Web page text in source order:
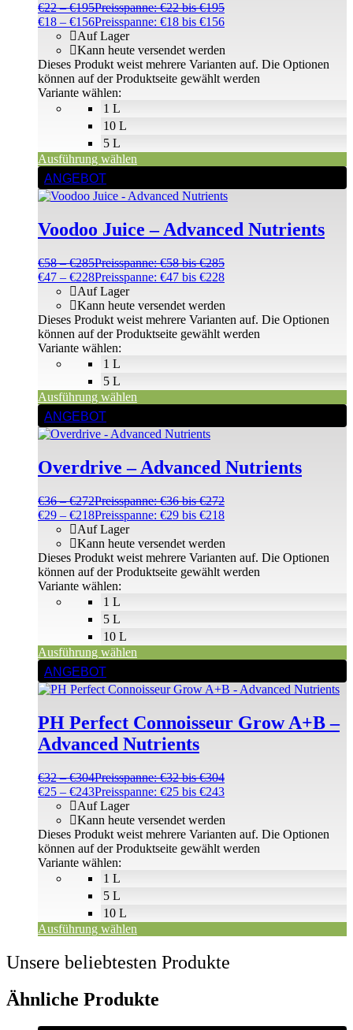
€22 –€195Preisspanne: €22 bis €195
€18 – €156Preisspanne: €18 bis €156
1 L
10 L
5 L
Auf Lager
Kann heute versendet werden
Variante wählen:
Ausführung wählen
Dieses Produkt weist mehrere Varianten auf. Die Optionen
können auf der Produktseite gewählt werden
ANGEBOT
Voodoo Juice – Advanced Nutrients
€58 –€285Preisspanne: €58 bis €285
€47 – €228Preisspanne: €47 bis €228
1 L
5 L
Auf Lager
Kann heute versendet werden
Variante wählen:
Ausführung wählen
Dieses Produkt weist mehrere Varianten auf. Die Optionen
können auf der Produktseite gewählt werden
ANGEBOT
Overdrive – Advanced Nutrients
€36 –€272Preisspanne: €36 bis €272
€29 – €218Preisspanne: €29 bis €218
1 L
5 L
10 L
Auf Lager
Kann heute versendet werden
Variante wählen:
Ausführung wählen
Dieses Produkt weist mehrere Varianten auf. Die Optionen
können auf der Produktseite gewählt werden
ANGEBOT
PH Perfect Connoisseur Grow A+B –
Advanced Nutrients
€32 –€304Preisspanne: €32 bis €304
€25 – €243Preisspanne: €25 bis €243
1 L
5 L
10 L
Auf Lager
Kann heute versendet werden
Variante wählen:
Ausführung wählen
Dieses Produkt weist mehrere Varianten auf. Die Optionen
können auf der Produktseite gewählt werden
Unsere beliebtesten Produkte
Ähnliche Produkte